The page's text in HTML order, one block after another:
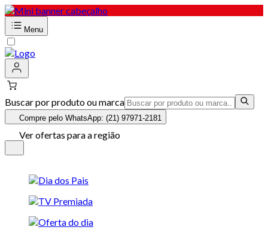
Menu
Buscar por produto ou marca
Compre pelo WhatsApp: (21) 97971-2181
Ver ofertas para a região